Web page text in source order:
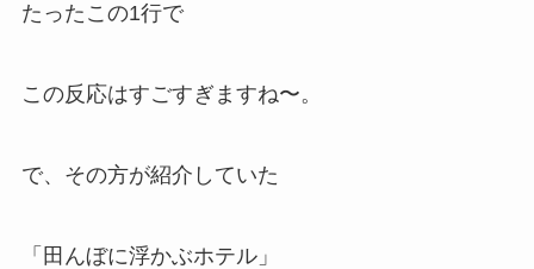
たったこの1行で
この反応はすごすぎますね〜。
で、その方が紹介していた
「田んぼに浮かぶホテル」